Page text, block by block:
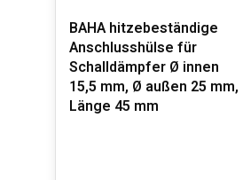
BAHA hitzebeständige
Anschlusshülse für
Schalldämpfer Ø innen
15,5 mm, Ø außen 25 mm,
Länge 45 mm